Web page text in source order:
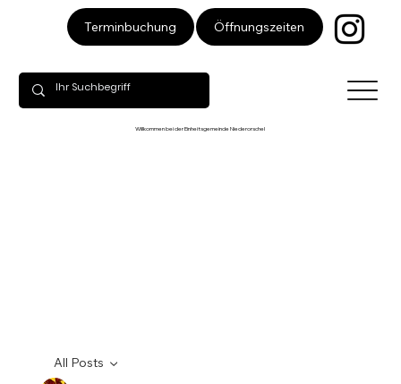
Terminbuchung Öffnungszeiten
Willkommen bei der Einheitsgemeinde Niederorschel
All Posts